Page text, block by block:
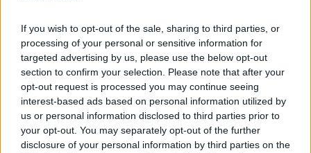
If you wish to opt-out of the sale, sharing to third parties, or
processing of your personal or sensitive information for
targeted advertising by us, please use the below opt-out
section to confirm your selection. Please note that after your
opt-out request is processed you may continue seeing
interest-based ads based on personal information utilized by
us or personal information disclosed to third parties prior to
your opt-out. You may separately opt-out of the further
disclosure of your personal information by third parties on the
2511055 Prvá stavebná sporiteľňa, a. s.
ZDROJ PR článok spoločnosti Prvá stavebná sporiteľňa,
a. s.
Kategória: Legislatíva a financovanie